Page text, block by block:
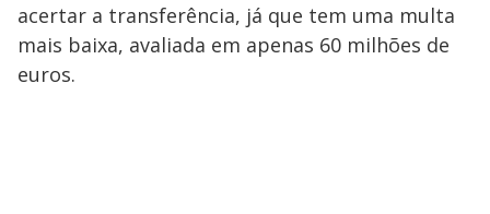
acertar a transferência, já que tem uma multa
mais baixa, avaliada em apenas 60 milhões de
euros.